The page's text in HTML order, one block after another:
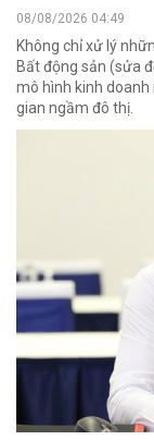
08/08/2026 04:49
Không chỉ xử lý
Bất động sản (sửa
mô hình kinh doanh
gian ngầm đô thị.